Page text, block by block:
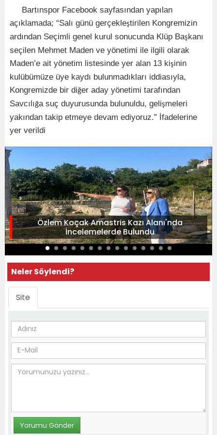
Bartınspor Facebook sayfasından yapılan
açıklamada; “Salı günü gerçekleştirilen Kongremizin
ardından Seçimli genel kurul sonucunda Klüp Başkanı
seçilen Mehmet Maden ve yönetimi ile ilgili olarak
Maden’e ait yönetim listesinde yer alan 13 kişinin
kulübümüze üye kaydı bulunmadıkları iddiasıyla,
Kongremizde bir diğer aday yönetimi tarafından
Savcılığa suç duyurusunda bulunuldu, gelişmeleri
yakından takip etmeye devam ediyoruz.” İfadelerine
yer verildi
Özlem Koçak Amastris Kazı Alanı'nda
İncelemelerde Bulundu
Neler Söylendi?
Site